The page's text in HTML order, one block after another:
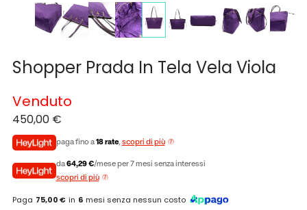
Shopper Prada In Tela Vela Viola
450,00 €
paga fino a18 rate, scopri di più
da64,29 €/mese per 7 mesi senza interessi
scopri di più
Paga 75,00 € in 6 mesi senza nessun costo
Venduto